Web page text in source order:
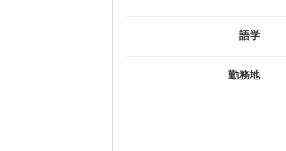
語学
勤務地